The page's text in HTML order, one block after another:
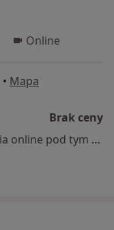
Online
• Mapa
Brak ceny
Specjalista nie oferuje umawiania online pod tym adresem.